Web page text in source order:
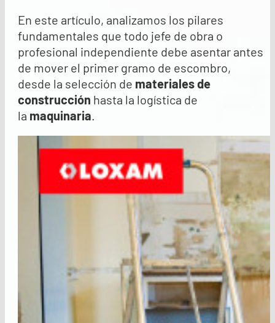
En este artículo, analizamos los pilares
fundamentales que todo jefe de obra o
profesional independiente debe asentar antes
de mover el primer gramo de escombro,
desde la selección de materiales de
construcción hasta la logística de
la maquinaria.